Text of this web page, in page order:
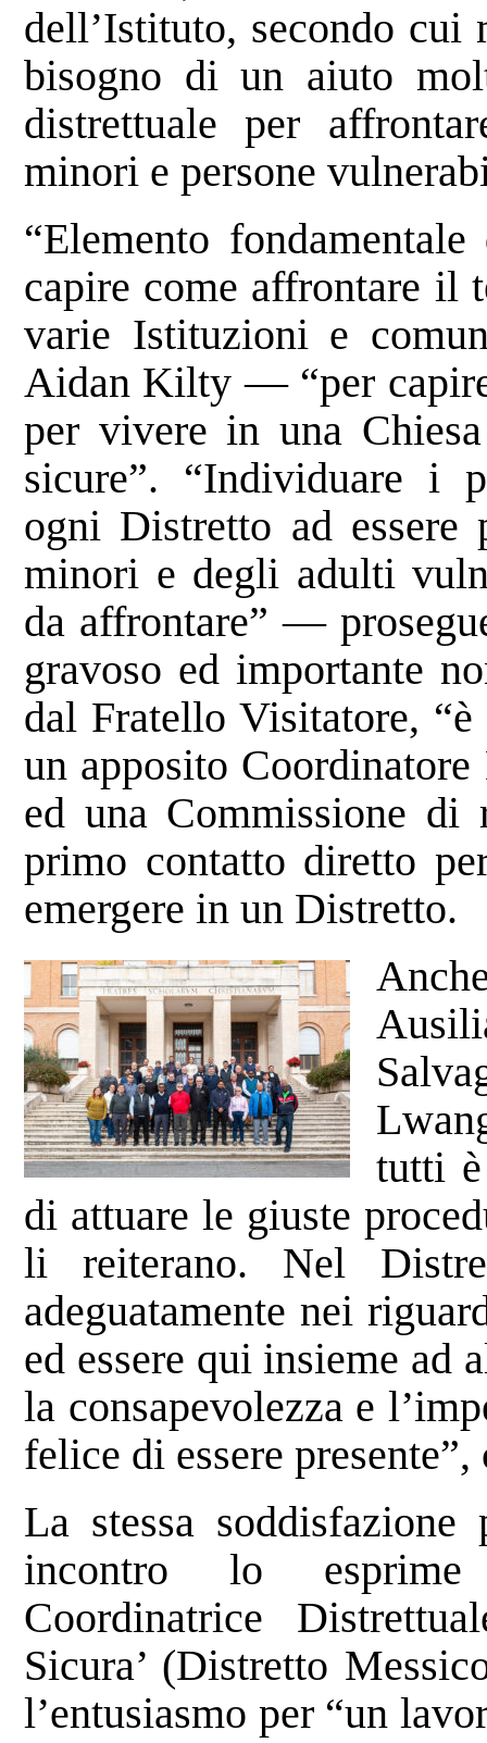
dell’Istituto, secondo
bisogno di un aiuto
distrettuale per
minori e persone
“Elemento
capire come affrontare il
varie Istituzioni e
Aidan Kilty — “per
per vivere in una
sicure”. “Individuare i
ogni Distretto ad
minori e degli adulti
da affrontare” —
gravoso ed importante
dal Fratello Visitatore, “è
un apposito
ed una Commissione
primo contatto diretto
emergere in un Distretto.
tutti
di attuare le giuste
li reiterano. Nel
adeguatamente nei
ed essere qui insieme ad
la consapevolezza e
felice di essere
La stessa
incontro lo
Coordinatrice
Sicura’ (Distretto
l’entusiasmo per “un